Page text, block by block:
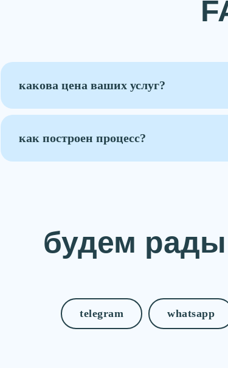
какова цена ваших услуг?
как построен процесс?
будем
telegram whatsapp